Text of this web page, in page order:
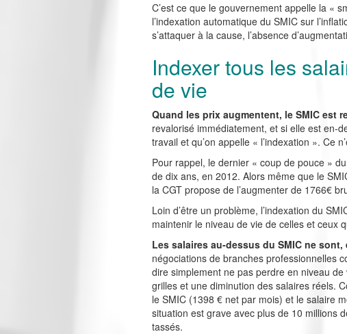
C’est ce que le gouvernement appelle la «
l’indexation automatique du SMIC sur
s’attaquer à la cause, l’absence
Indexer tous les
de vie
Quand les prix augmentent, le SMIC est
revalorisé immédiatement, et si elle est en-
travail et qu’on appelle « l’indexation ». Ce
Pour rappel, le dernier « coup de pouce »
de dix ans, en 2012. Alors même que le
la CGT propose de l’augmenter de 1766€
Loin d’être un problème, l’indexation du
maintenir le niveau de vie de celles et ceux
Les salaires au-dessus du SMIC ne
négociations de branches professionnelles
dire simplement ne pas perdre en niveau
grilles et une diminution des salaires réels.
le SMIC (1398 € net par mois) et le salaire
situation est grave avec plus de 10 millions
tassés.